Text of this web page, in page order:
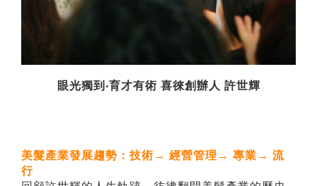
眼光獨到‧育才有術 喜徠創辦人 許世輝
美髮產業發展趨勢：技術→ 經營管理→ 專業→ 流
行